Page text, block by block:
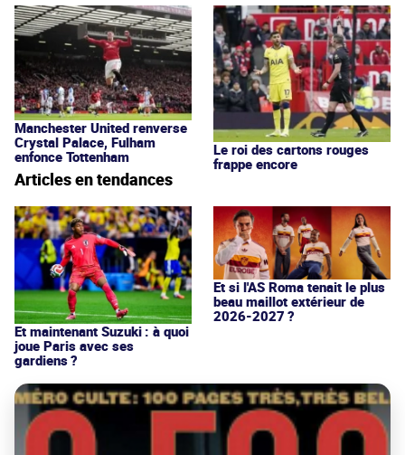
Manchester United renverse
Crystal Palace, Fulham
enfonce Tottenham
Le roi des cartons rouges
frappe encore
Articles en tendances
Et maintenant Suzuki : à quoi
joue Paris avec ses
gardiens ?
Et si l'AS Roma tenait le plus
beau maillot extérieur de
2026-2027 ?